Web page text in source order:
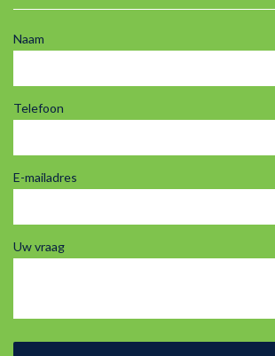
Naam
Telefoon
E-mailadres
Uw vraag